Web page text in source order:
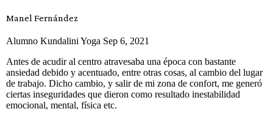
Manel Fernández
Alumno Kundalini Yoga Sep 6, 2021
Antes de acudir al centro atravesaba una época con bastante
ansiedad debido y acentuado, entre otras cosas, al cambio del lugar
de trabajo. Dicho cambio, y salir de mi zona de confort, me generó
ciertas inseguridades que dieron como resultado inestabilidad
emocional, mental, física etc.